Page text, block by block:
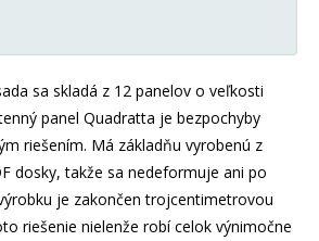
sa skladá z 12 panelov o veľkosti
panel Quadratta je bezpochyby
riešením. Má základňu vyrobenú z
dosky, takže sa nedeformuje ani po
je zakončen trojcentimetrovou
riešenie nielenže robí celok výnimočne